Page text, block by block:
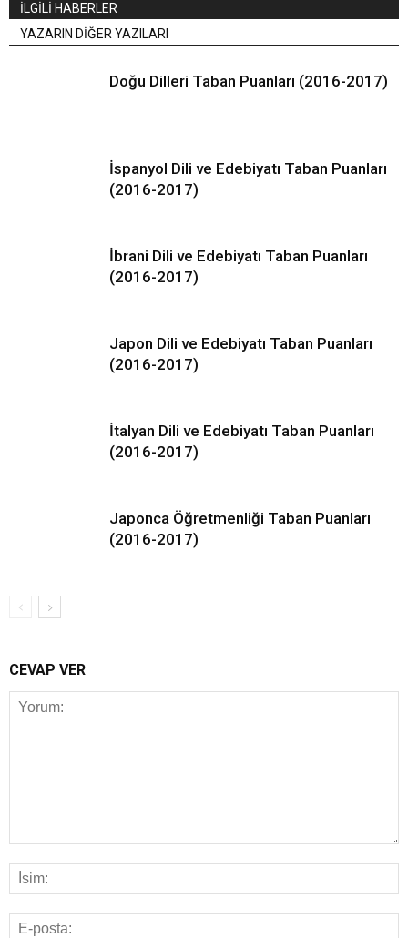
İLGİLİ HABERLER
YAZARIN DİĞER YAZILARI
Doğu Dilleri Taban Puanları (2016-2017)
İspanyol Dili ve Edebiyatı Taban Puanları
(2016-2017)
İbrani Dili ve Edebiyatı Taban Puanları
(2016-2017)
Japon Dili ve Edebiyatı Taban Puanları
(2016-2017)
İtalyan Dili ve Edebiyatı Taban Puanları
(2016-2017)
Japonca Öğretmenliği Taban Puanları
(2016-2017)
CEVAP VER